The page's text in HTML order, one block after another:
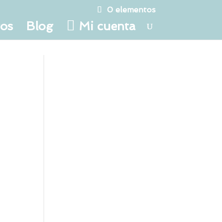
0 elementos
Blog Mi cuenta